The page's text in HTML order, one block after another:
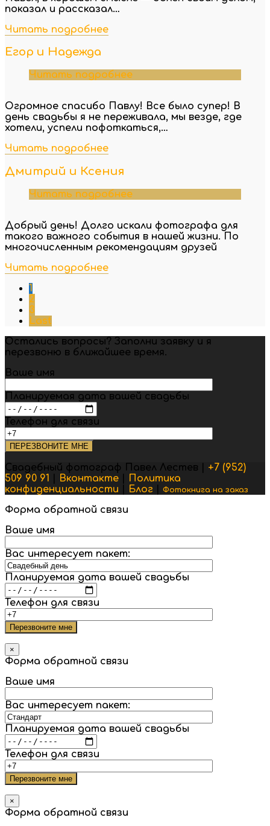
показал и рассказал…
Читать подробнее
Егор и Надежда
Читать подробнее
Огромное спасибо Павлу! Все было супер! В
день свадьбы я не переживала, мы везде, где
хотели, успели пофоткаться,…
Читать подробнее
Дмитрий и Ксения
Читать подробнее
Добрый день! Долго искали фотографа для
такого важного события в нашей жизни. По
многочисленным рекомендациям друзей
Читать подробнее
1
2
3
Last
Остались вопросы? Заполни заявку и я
перезвоню в ближайшее время.
Ваше имя
Планируемая дата вашей свадьбы
Телефон для связи
Свадебный фотограф Павел Лестев | +7 (952)
509 90 91
Вконтакте
Политика
конфиденциальности
Блог Фотокнига на заказ
Форма обратной связи
Ваше имя
Вас интересует пакет:
Планируемая дата вашей свадьбы
Телефон для связи
×
Форма обратной связи
Ваше имя
Вас интересует пакет:
Планируемая дата вашей свадьбы
Телефон для связи
×
Форма обратной связи